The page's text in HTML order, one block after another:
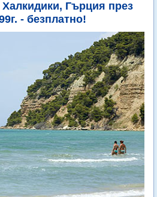
Гърция през
- безплатно!